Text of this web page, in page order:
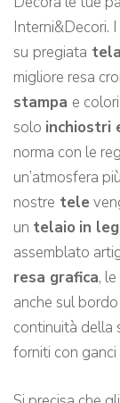
Interni&Decori.
su pregiata tela
migliore resa
stampa e
solo inchiostri
norma con le
un’atmosfera
nostre tele
un telaio in
assemblato
resa grafica,
anche sul
continuità della
forniti con